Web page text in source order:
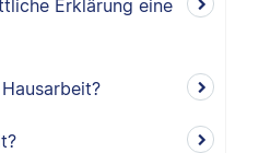
Erklärung eine